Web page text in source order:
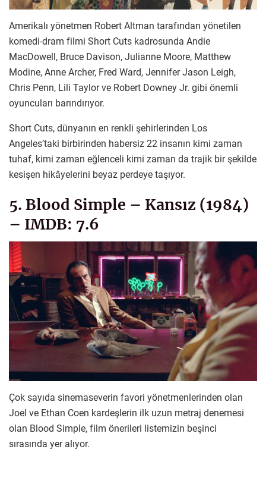
Amerikalı yönetmen Robert Altman tarafından yönetilen
komedi-dram filmi Short Cuts kadrosunda Andie
MacDowell, Bruce Davison, Julianne Moore, Matthew
Modine, Anne Archer, Fred Ward, Jennifer Jason Leigh,
Chris Penn, Lili Taylor ve Robert Downey Jr. gibi önemli
oyuncuları barındırıyor.
Short Cuts, dünyanın en renkli şehirlerinden Los
Angeles’taki birbirinden habersiz 22 insanın kimi zaman
tuhaf, kimi zaman eğlenceli kimi zaman da trajik bir şekilde
kesişen hikâyelerini beyaz perdeye taşıyor.
5. Blood Simple – Kansız (1984)
– IMDB: 7.6
Çok sayıda sinemaseverin favori yönetmenlerinden olan
Joel ve Ethan Coen kardeşlerin ilk uzun metraj denemesi
olan Blood Simple, film önerileri listemizin beşinci
sırasında yer alıyor.